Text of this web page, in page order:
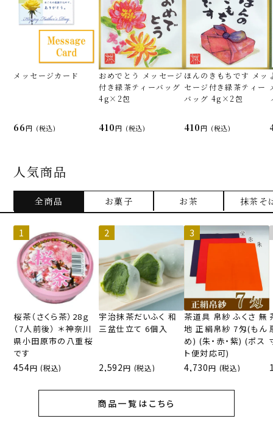
メッセージカード
66 (税込)
おめでとう メッセージ
付き緑茶ティーバッグ
4g×2包
410 (税込)
ほんのきもちです メッ
セージ付き緑茶ティー
バッグ 4g×2包
410 (税込)
人気商品
全商品 お菓子 お茶 抹茶そ
桜茶（さくら茶）28ｇ
（7人前後） ＊神奈川
県小田原市の八重桜
です
454 (税込)
宇治抹茶だいふく 和
三盆仕立て 6個入
2,592 (税込)
茶道具 帛紗 ふくさ 無
地 正絹帛紗 7匁(もん
め) (朱・赤・紫) (ポス
ト便対応可)
4,730 (税込)
商品一覧はこちら